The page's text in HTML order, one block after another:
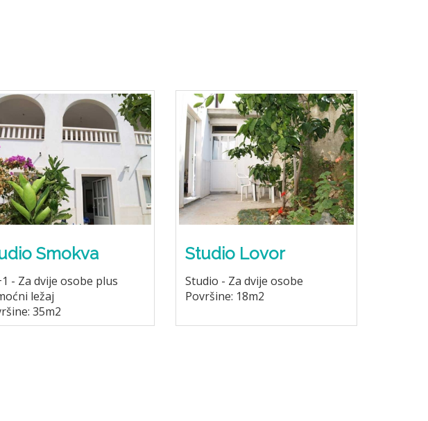
Smokva
- Za dvije osobe plus
ležaj
35m2
Studio Lovor
Studio - Za dvije osobe
Površine: 18m2